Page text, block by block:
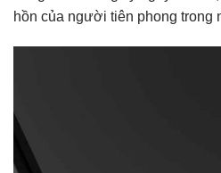
hồn của người tiên phong trong